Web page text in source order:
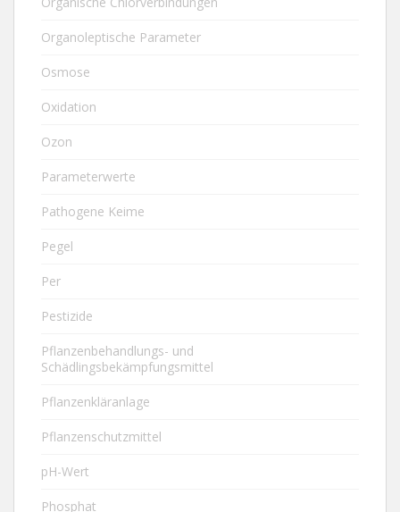
Organoleptische Parameter
Osmose
Oxidation
Ozon
Parameterwerte
Pathogene Keime
Pegel
Per
Pestizide
Pflanzenbehandlungs- und
Schädlingsbekämpfungsmittel
Pflanzenkläranlage
Pflanzenschutzmittel
pH-Wert
Phosphat